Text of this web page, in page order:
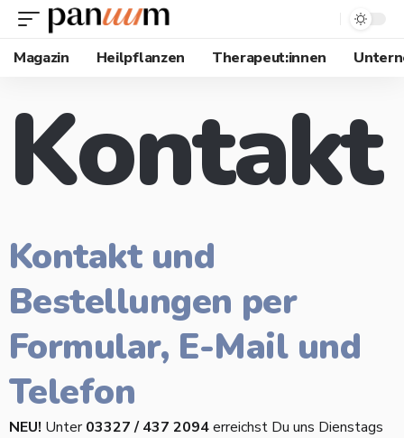
Magazin Heilpflanzen Therapeut:innen
Kontakt
Kontakt und
Bestellungen per
Formular, E-Mail und
Telefon
NEU! Unter03327 / 437 2094erreichst Du uns Dienstags